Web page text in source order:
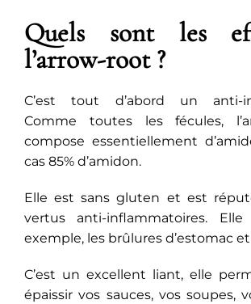
Quels sont les
l’arrow-root ?
C’est tout d’abord un anti-
Comme toutes les fécules,
compose essentiellement
cas 85% d’amidon.
Elle est sans gluten et est
vertus anti-inflammatoires.
exemple, les brûlures d’estomac
C’est un excellent liant, elle
épaissir vos sauces, vos soupes,